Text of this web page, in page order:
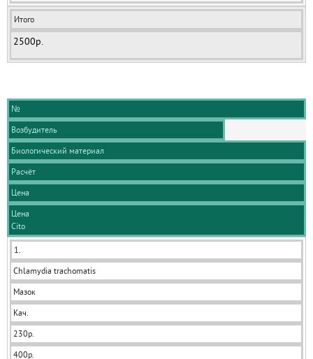
Итого
2500р.
№
Возбудитель
Биологический материал
Расчёт
Цена
Цена
Cito
1.
Chlamydia trachomatis
Мазок
Кач.
230р.
400р.